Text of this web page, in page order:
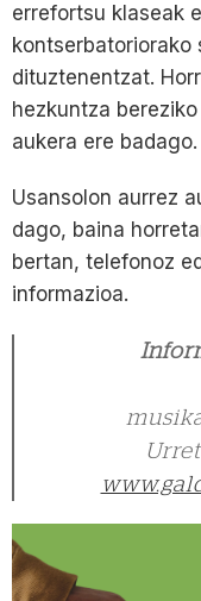
errefortsu klaseak
kontserbatoriorako
dituztenentzat.
hezkuntza
aukera ere badago.
Usansolon aurrez
dago, baina
bertan, telefonoz
informazioa.